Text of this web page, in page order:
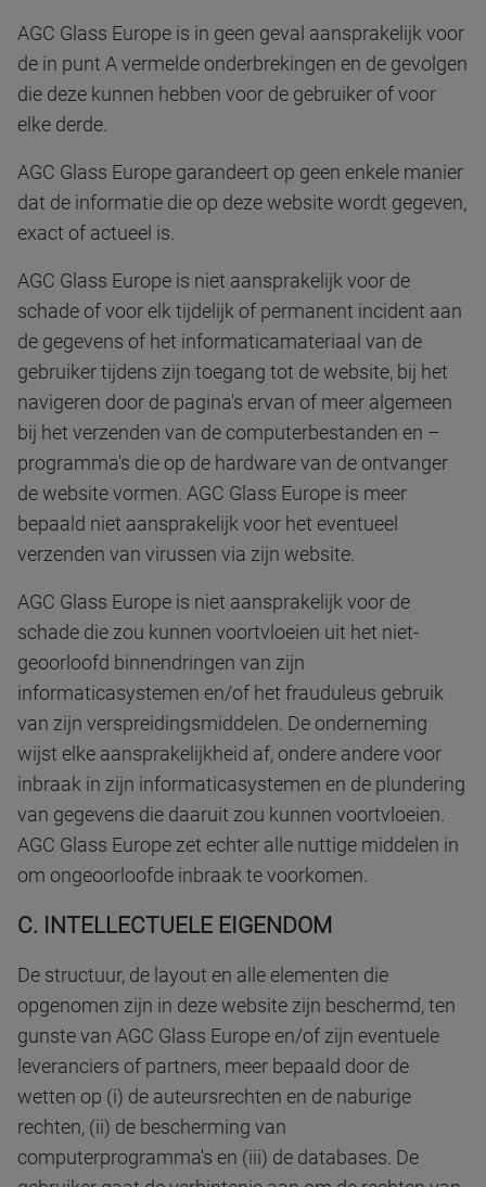
AGC Glass Europe is in geen geval aansprakelijk voor
de in punt A vermelde onderbrekingen en de gevolgen
die deze kunnen hebben voor de gebruiker of voor
elke derde.
AGC Glass Europe garandeert op geen enkele manier
dat de informatie die op deze website wordt gegeven,
exact of actueel is.
AGC Glass Europe is niet aansprakelijk voor de
schade of voor elk tijdelijk of permanent incident aan
de gegevens of het informaticamateriaal van de
gebruiker tijdens zijn toegang tot de website, bij het
navigeren door de pagina's ervan of meer algemeen
bij het verzenden van de computerbestanden en –
programma's die op de hardware van de ontvanger
de website vormen. AGC Glass Europe is meer
bepaald niet aansprakelijk voor het eventueel
verzenden van virussen via zijn website.
AGC Glass Europe is niet aansprakelijk voor de
schade die zou kunnen voortvloeien uit het niet-
geoorloofd binnendringen van zijn
informaticasystemen en/of het frauduleus gebruik
van zijn verspreidingsmiddelen. De onderneming
wijst elke aansprakelijkheid af, ondere andere voor
inbraak in zijn informaticasystemen en de plundering
van gegevens die daaruit zou kunnen voortvloeien.
AGC Glass Europe zet echter alle nuttige middelen in
om ongeoorloofde inbraak te voorkomen.
C. INTELLECTUELE EIGENDOM
De structuur, de layout en alle elementen die
opgenomen zijn in deze website zijn beschermd, ten
gunste van AGC Glass Europe en/of zijn eventuele
leveranciers of partners, meer bepaald door de
wetten op (i) de auteursrechten en de naburige
rechten, (ii) de bescherming van
computerprogramma's en (iii) de databases. De